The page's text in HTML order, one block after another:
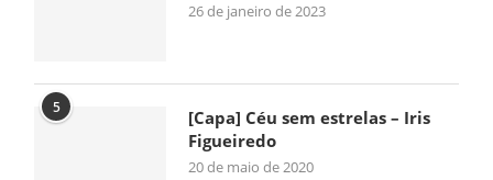
26 de janeiro de 2023
5
[Capa] Céu sem estrelas – Iris
Figueiredo
20 de maio de 2020